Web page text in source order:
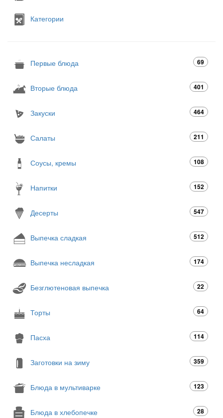
Категории
Первые блюда 69
Вторые блюда 401
Закуски 464
Салаты 211
Соусы, кремы 108
Напитки 152
Десерты 547
Выпечка сладкая 512
Выпечка несладкая 174
Безглютеновая выпечка 22
Торты 64
Пасха 114
Заготовки на зиму 359
Блюда в мультиварке 123
Блюда в хлебопечке 28